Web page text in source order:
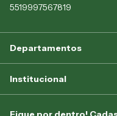
5519997567819
Departamentos
Institucional